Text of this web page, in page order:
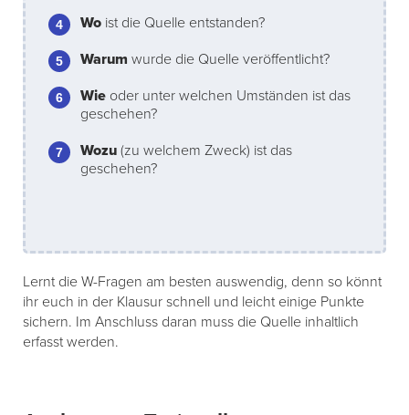
Wo ist die Quelle entstanden?
Warum wurde die Quelle veröffentlicht?
Wie oder unter welchen Umständen ist das
geschehen?
Wozu (zu welchem Zweck) ist das
geschehen?
Lernt die W-Fragen am besten auswendig, denn so könnt
ihr euch in der Klausur schnell und leicht einige Punkte
sichern. Im Anschluss daran muss die Quelle inhaltlich
erfasst werden.